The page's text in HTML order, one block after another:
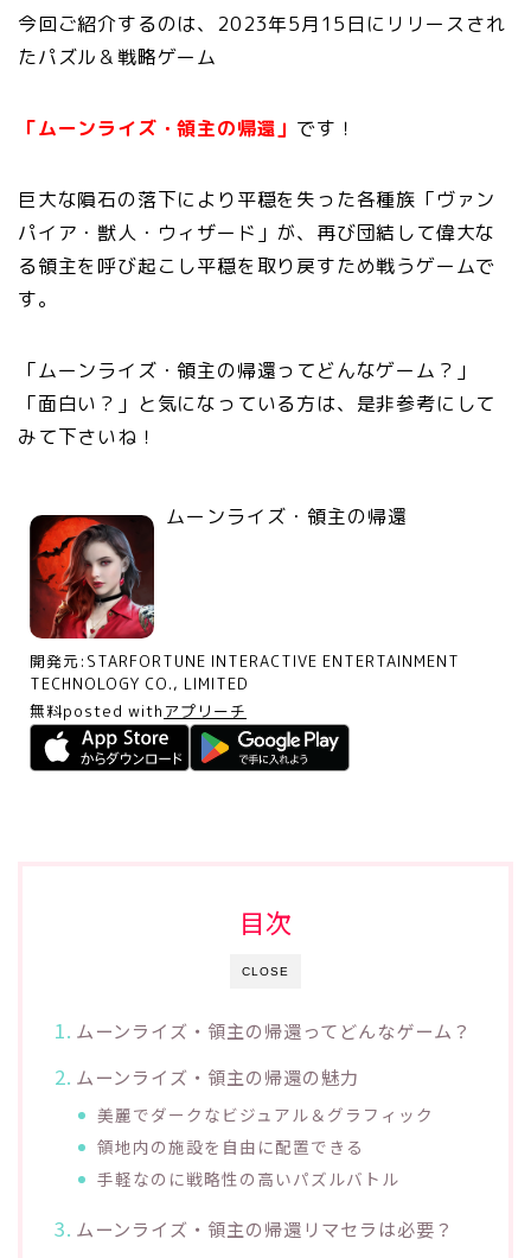
今回ご紹介するのは、2023年5月15日にリリースされ
たパズル＆戦略ゲーム
「ムーンライズ・領主の帰還」 です！
巨大な隕石の落下により平穏を失った各種族「ヴァン
パイア・獣人・ウィザード」が、再び団結して偉大な
る領主を呼び起こし平穏を取り戻すため戦うゲームで
す。
「ムーンライズ・領主の帰還ってどんなゲーム？」
「面白い？」と気になっている方は、是非参考にして
みて下さいね！
ムーンライズ・領主の帰還
開発元: STARFORTUNE INTERACTIVE ENTERTAINMENT
TECHNOLOGY CO., LIMITED
無料posted with アプリーチ
CLOSE
目次
ムーンライズ・領主の帰還ってどんなゲーム？
ムーンライズ・領主の帰還の魅力
美麗でダークなビジュアル＆グラフィック
領地内の施設を自由に配置できる
手軽なのに戦略性の高いパズルバトル
ムーンライズ・領主の帰還リマセラは必要？